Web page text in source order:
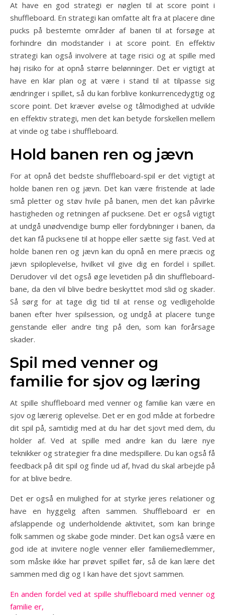
At have en god strategi er nøglen til at score point i
shuffleboard. En strategi kan omfatte alt fra at placere dine
pucks på bestemte områder af banen til at forsøge at
forhindre din modstander i at score point. En effektiv
strategi kan også involvere at tage risici og at spille med
høj risiko for at opnå større belønninger. Det er vigtigt at
have en klar plan og at være i stand til at tilpasse sig
ændringer i spillet, så du kan forblive konkurrencedygtig og
score point. Det kræver øvelse og tålmodighed at udvikle
en effektiv strategi, men det kan betyde forskellen mellem
at vinde og tabe i shuffleboard.
Hold banen ren og jævn
For at opnå det bedste shuffleboard-spil er det vigtigt at
holde banen ren og jævn. Det kan være fristende at lade
små pletter og støv hvile på banen, men det kan påvirke
hastigheden og retningen af ​​pucksene. Det er også vigtigt
at undgå unødvendige bump eller fordybninger i banen, da
det kan få pucksene til at hoppe eller sætte sig fast. Ved at
holde banen ren og jævn kan du opnå en mere præcis og
jævn spiloplevelse, hvilket vil give dig en fordel i spillet.
Derudover vil det også øge levetiden på din shuffleboard-
bane, da den vil blive bedre beskyttet mod slid og skader.
Så sørg for at tage dig tid til at rense og vedligeholde
banen efter hver spilsession, og undgå at placere tunge
genstande eller andre ting på den, som kan forårsage
skader.
Spil med venner og
familie for sjov og læring
At spille shuffleboard med venner og familie kan være en
sjov og lærerig oplevelse. Det er en god måde at forbedre
dit spil på, samtidig med at du har det sjovt med dem, du
holder af. Ved at spille med andre kan du lære nye
teknikker og strategier fra dine medspillere. Du kan også få
feedback på dit spil og finde ud af, hvad du skal arbejde på
for at blive bedre.
Det er også en mulighed for at styrke jeres relationer og
have en hyggelig aften sammen. Shuffleboard er en
afslappende og underholdende aktivitet, som kan bringe
folk sammen og skabe gode minder. Det kan også være en
god ide at invitere nogle venner eller familiemedlemmer,
som måske ikke har prøvet spillet før, så de kan lære det
sammen med dig og I kan have det sjovt sammen.
En anden fordel ved at spille shuffleboard med venner og
familie er,